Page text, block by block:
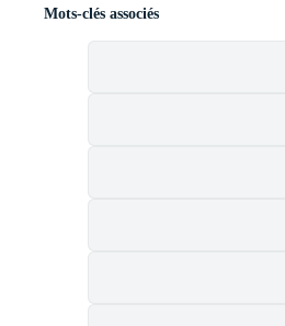
Mots-clés associés